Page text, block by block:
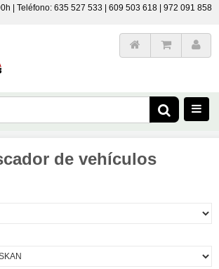
| Teléfono: 635 527 533 | 609 503 618 | 972 091 858
de vehículos